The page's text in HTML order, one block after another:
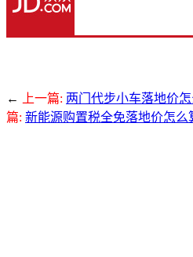
← 上一篇: 两门代步小车落地价
篇: 新能源购置税全免落地价怎么